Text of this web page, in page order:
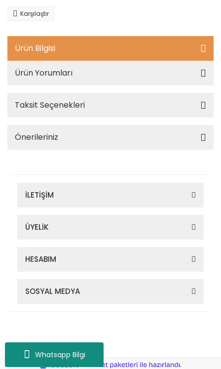
Whatsapp Bilgi
Karşılaştır
Ürün Bilgisi
Ürün Yorumları
Taksit Seçenekleri
Önerileriniz
İLETİŞİM
ÜYELİK
HESABIM
SOSYAL MEDYA
e-